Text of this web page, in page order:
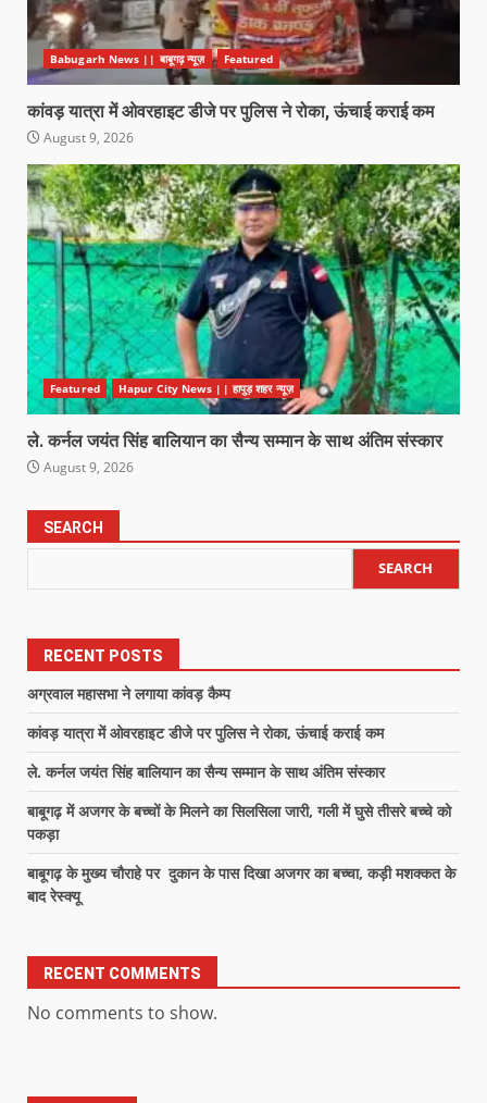
Babugarh News || बाबूगढ़ न्यूज़ Featured
कांवड़ यात्रा में ओवरहाइट डीजे पर पुलिस ने रोका, ऊंचाई कराई कम
August 9, 2026
Featured Hapur City News || हापुड़ शहर न्यूज़
ले. कर्नल जयंत सिंह बालियान का सैन्य सम्मान के साथ अंतिम संस्कार
August 9, 2026
SEARCH
SEARCH
RECENT POSTS
अग्रवाल महासभा ने लगाया कांवड़ कैम्प
कांवड़ यात्रा में ओवरहाइट डीजे पर पुलिस ने रोका, ऊंचाई कराई कम
ले. कर्नल जयंत सिंह बालियान का सैन्य सम्मान के साथ अंतिम संस्कार
बाबूगढ़ में अजगर के बच्चों के मिलने का सिलसिला जारी, गली में घुसे तीसरे बच्चे को
पकड़ा
बाबूगढ़ के मुख्य चौराहे पर दुकान के पास दिखा अजगर का बच्चा, कड़ी मशक्कत के
बाद रेस्क्यू
RECENT COMMENTS
No comments to show.